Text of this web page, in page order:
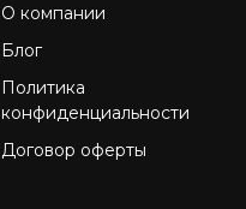
О компании
Блог
Политика
конфиденциальности
Договор оферты